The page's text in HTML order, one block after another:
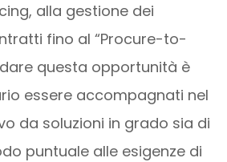
alla gestione dei
fino al “Procure-to-
questa opportunità è
essere accompagnati nel
da soluzioni in grado sia di
puntuale alle esigenze di